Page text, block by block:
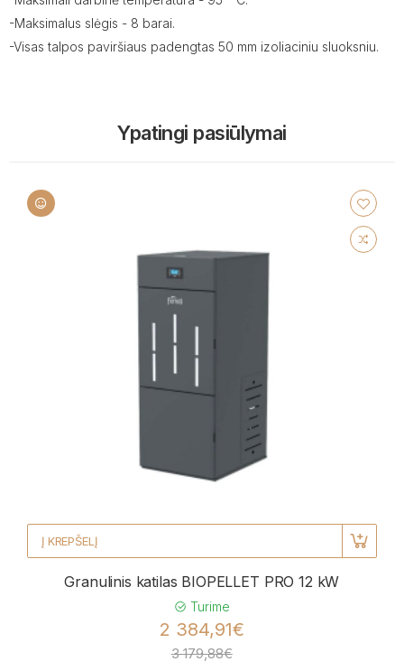
-Maksimalus slėgis - 8 barai.
-Visas talpos paviršiaus padengtas 50 mm izoliaciniu sluoksniu.
Ypatingi pasiūlymai
Į KREPŠELĮ
Granulinis katilas BIOPELLET PRO 12 kW
Turime
2 384,91€
3 179,88€